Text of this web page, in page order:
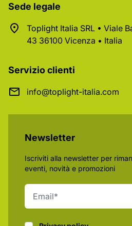
Sede legale
Toplight Italia SRL • Viale
43 36100 Vicenza • Italia
Servizio clienti
info@toplight-italia.com
Newsletter
Iscriviti alla newsletter per
eventi, novità e promozioni